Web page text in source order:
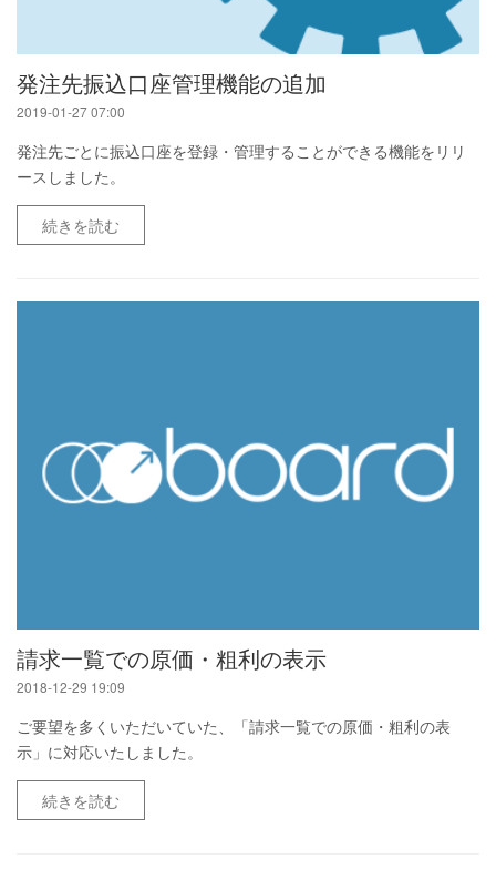
発注先振込口座管理機能の追加
2019-01-27 07:00
発注先ごとに振込口座を登録・管理することができる機能をリリ
ースしました。
続きを読む
請求一覧での原価・粗利の表示
2018-12-29 19:09
ご要望を多くいただいていた、「請求一覧での原価・粗利の表
示」に対応いたしました。
続きを読む